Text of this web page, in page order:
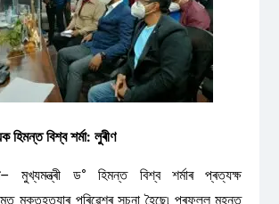
হিমন্ত বিশ্ব শৰ্মা: লুৰীণ
– মুখ্যমন্ত্ৰী ড° হিমন্ত বিশ্ব শৰ্মাৰ প্ৰত্যক্ষ
মুক্তহত্যাৰ পৰিৱেশৰ সূচনা হৈছে৷ প্ৰফুল্ল মহন্ত